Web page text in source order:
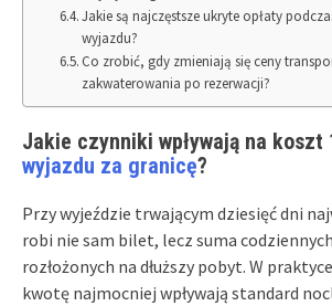
Jakie są najczęstsze ukryte opłaty
wyjazdu?
Co zrobić, gdy zmieniają się ceny
zakwaterowania po rezerwacji?
Jakie czynniki wpływają na koszt
wyjazdu za granicę?
Przy wyjeździe trwającym dziesięć dni
robi nie sam bilet, lecz suma
rozłożonych na dłuższy pobyt. W
kwotę najmocniej wpływają standard